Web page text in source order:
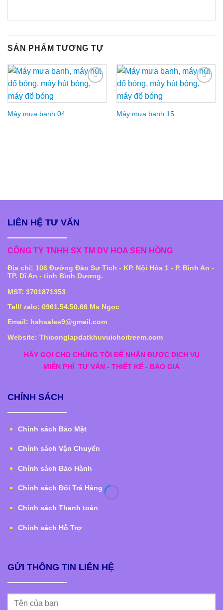
SẢN PHẨM TƯƠNG TỰ
Máy mưa banh 04 Máy mưa banh 15
LIÊN HỆ TƯ VẤN
CÔNG TY TNHH SX TM DV HOA SEN HỒNG
Địa chỉ: 106 Đường Đào Sư Tích - KP. Nội Hóa 1 - P. Bình An -
TP. Dĩ An - tỉnh Bình Dương.
MST: 3701871353
Tell/ zalo: 0961.54.50.66 Ms Ngọc
Email: hshsales9@gmail.com
Website: Thiconglapdatkhuvuichoitreem.com
HÃY GỌI CHO CHÚNG TÔI ĐỂ NHẬN ĐƯỢC DỊCH VỤ
MIỄN PHÍ TƯ VẤN - THIẾT KẾ - BÁO GIÁ
CHÍNH SÁCH
Chính sách Bảo Mật
Chính sách Vận Chuyển
Chính sách Bảo Hành
Chính sách Đổi Trả Hàng
Chính sách Thanh toán
Chính sách Hỗ Trợ
GỬI THÔNG TIN LIÊN HỆ